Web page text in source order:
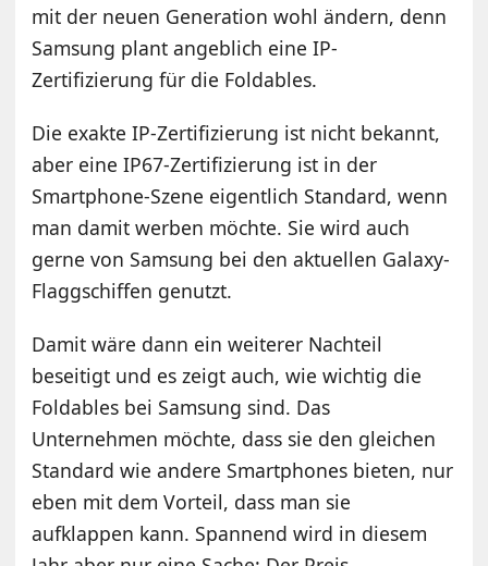
mit der neuen Generation wohl ändern, denn
Samsung plant angeblich eine IP-
Zertifizierung für die Foldables.
Die exakte IP-Zertifizierung ist nicht bekannt,
aber eine IP67-Zertifizierung ist in der
Smartphone-Szene eigentlich Standard, wenn
man damit werben möchte. Sie wird auch
gerne von Samsung bei den aktuellen Galaxy-
Flaggschiffen genutzt.
Damit wäre dann ein weiterer Nachteil
beseitigt und es zeigt auch, wie wichtig die
Foldables bei Samsung sind. Das
Unternehmen möchte, dass sie den gleichen
Standard wie andere Smartphones bieten, nur
eben mit dem Vorteil, dass man sie
aufklappen kann. Spannend wird in diesem